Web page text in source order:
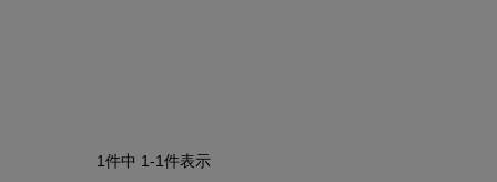
1件中 1-1件表示